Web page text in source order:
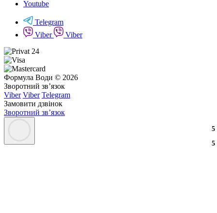
3
3
2
2
3
3
5
5
Youtube
Telegram
Viber
Viber
Формула Води © 2026
Зворотний зв’язок
Viber Viber Telegram
Замовити дзвінок
Зворотний зв’язок